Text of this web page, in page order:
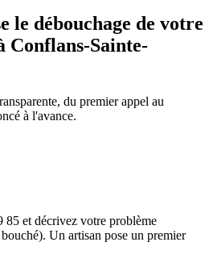
le débouchage de votre
Conflans-Sainte-
du premier appel au
à l'avance.
85 et décrivez votre problème
Un artisan pose un premier